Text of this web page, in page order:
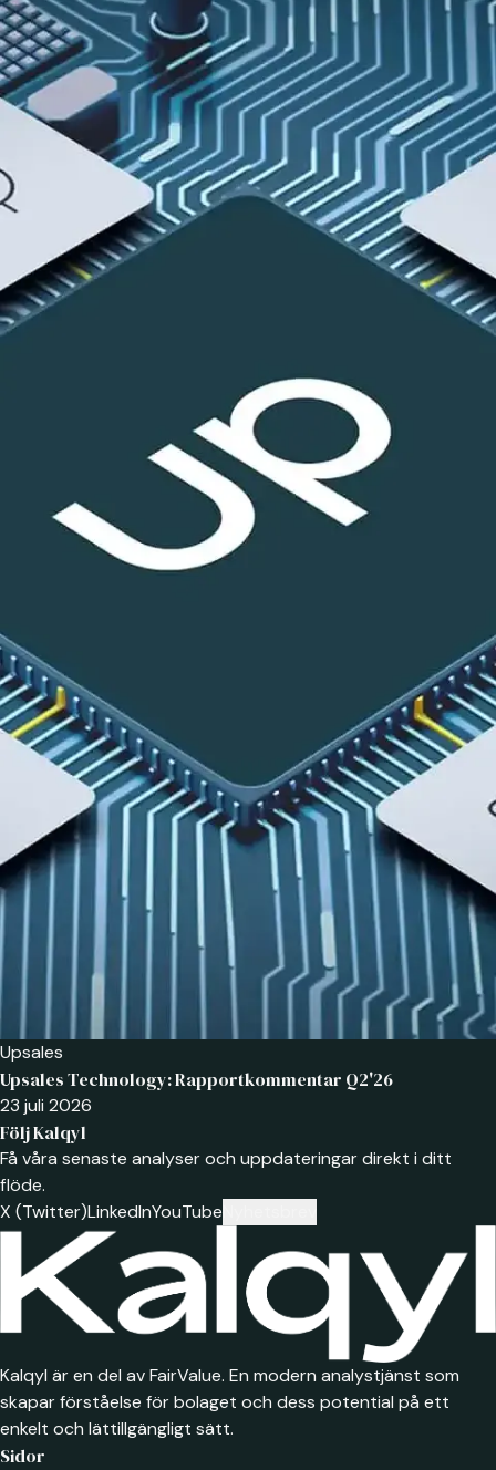
Upsales
Upsales Technology: Rapportkommentar Q2'26
23 juli 2026
Följ Kalqyl
Få våra senaste analyser och uppdateringar direkt i ditt
flöde.
X (Twitter)LinkedInYouTube
Kalqyl är en del av FairValue. En modern analystjänst som
skapar förståelse för bolaget och dess potential på ett
enkelt och lättillgängligt sätt.
Sidor